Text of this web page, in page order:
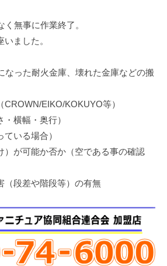
無事に作業終了。
ました。
なった耐火金庫、壊れた金庫などの搬
CROWN/EIKO/KOKUYO等）
・横幅・奥行）
ている場合）
）が可能か否か（空である事の確認
（段差や階段等）の有無